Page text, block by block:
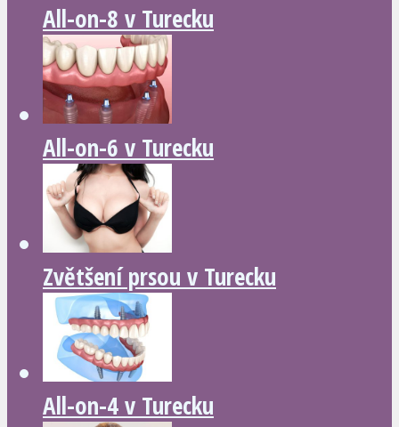
All-on-8 v Turecku
All-on-6 v Turecku
Zvětšení prsou v Turecku
All-on-4 v Turecku